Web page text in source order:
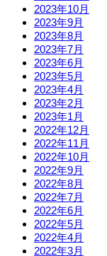
2023年10月
2023年9月
2023年8月
2023年7月
2023年6月
2023年5月
2023年4月
2023年2月
2023年1月
2022年12月
2022年11月
2022年10月
2022年9月
2022年8月
2022年7月
2022年6月
2022年5月
2022年4月
2022年3月